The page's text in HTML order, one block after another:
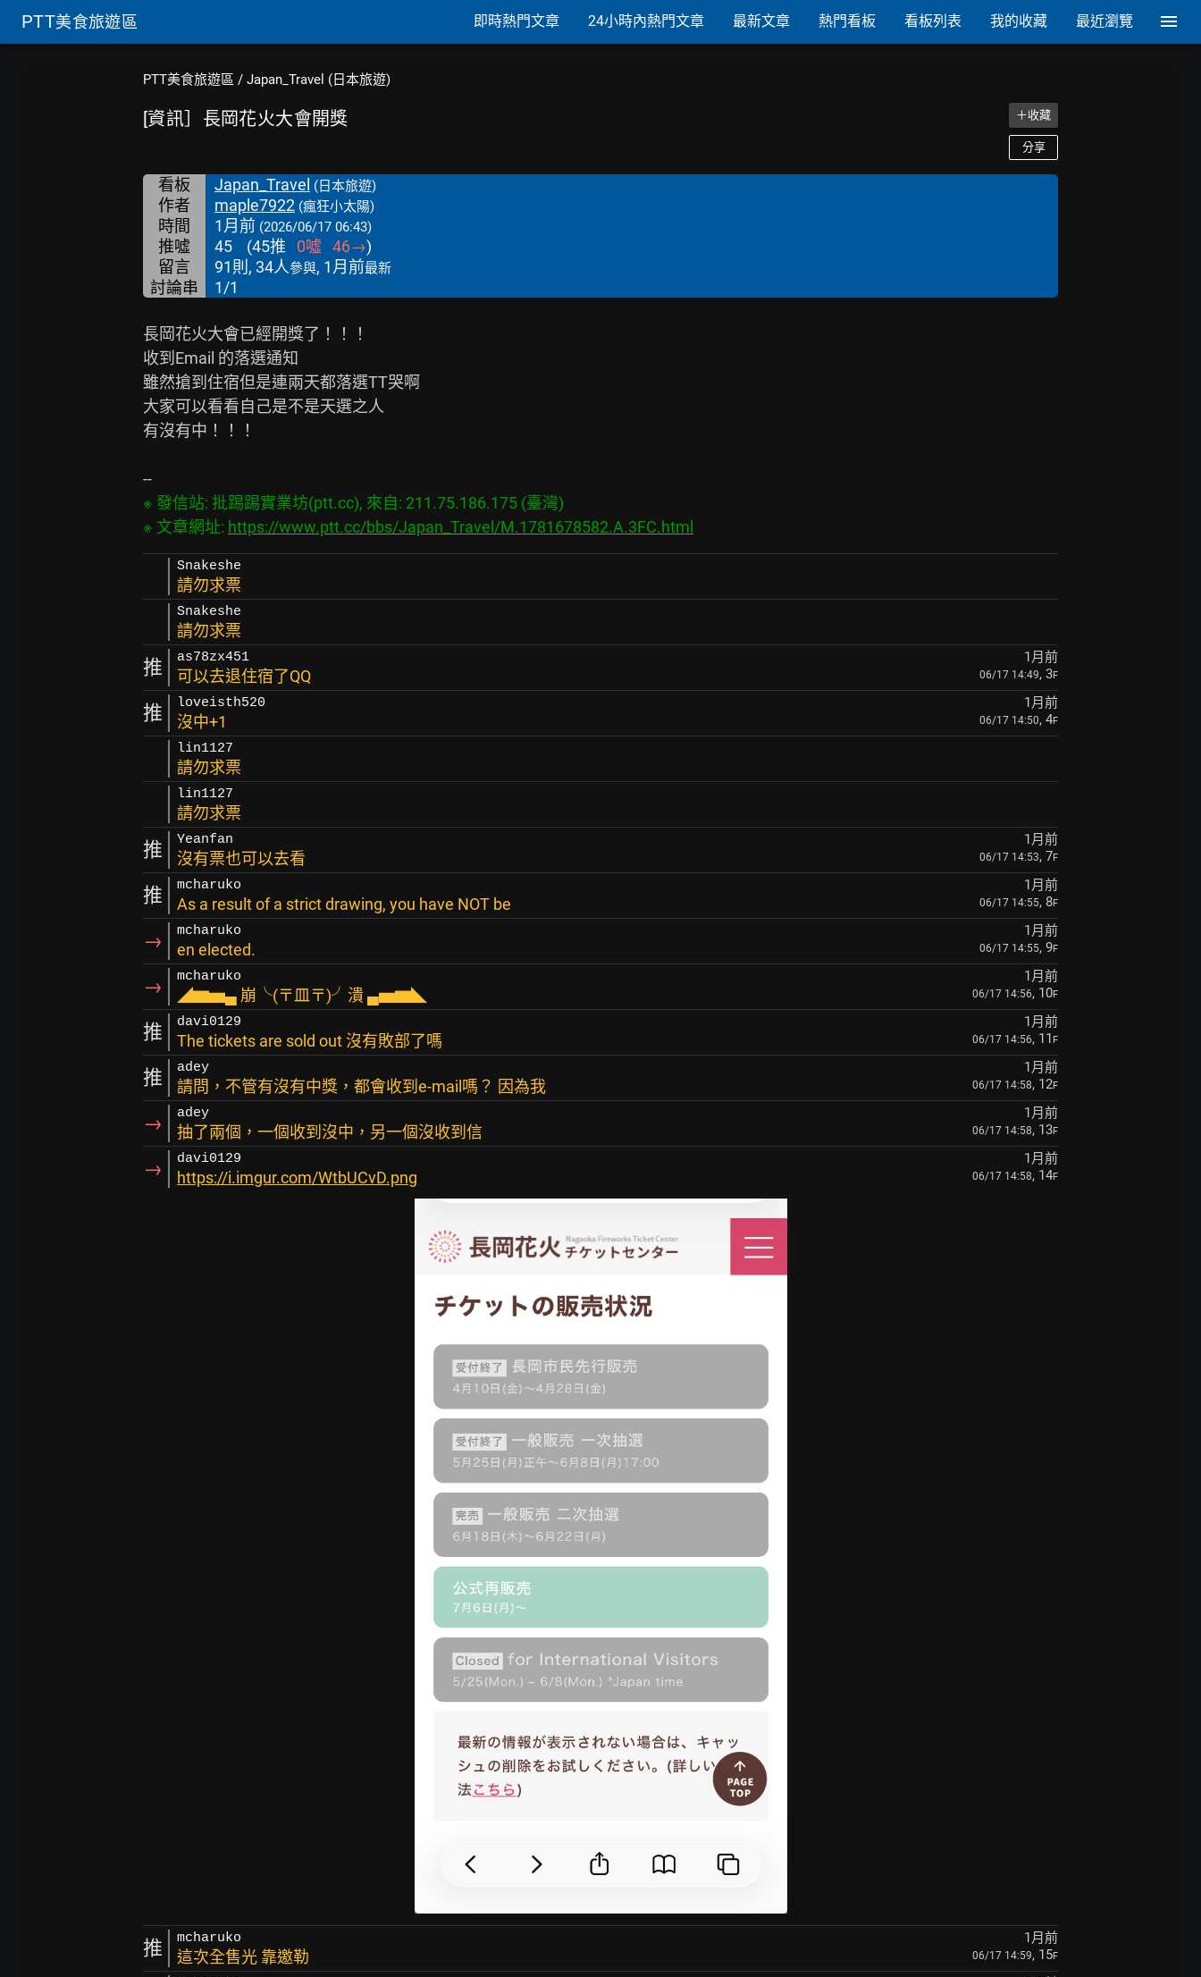
PTT美食旅遊區 即時熱門文章 24小時內熱門文章 最新文章 熱門看板 看板列表 我的收藏 最近瀏覽
PTT美食旅遊區 / Japan_Travel (日本旅遊)
[資訊］長岡花火大會開獎 ＋收藏
分享
看板 Japan_Travel (日本旅遊)
作者 maple7922 (瘋狂小太陽)
時間 1月前 (2026/06/17 06:43)
推噓 45 (45推 0噓 46→)
留言
91則, 34人參與, 1月前最新
討論串 1/1
長岡花火大會已經開獎了！！！
收到Email 的落選通知
雖然搶到住宿但是連兩天都落選TT哭啊
大家可以看看自己是不是天選之人
有沒有中！！！
※ 發信站: 批踢踢實業坊(ptt.cc), 來自: 211.75.186.175 (臺灣)
※ 文章網址: https://www.ptt.cc/bbs/Japan_Travel/M.1781678582.A.3FC.html
Snakeshe
請勿求票
Snakeshe
請勿求票
推 as78zx451 1月前
可以去退住宿了QQ 06/17 14:49, 3F
推 loveisth520 1月前
沒中+1 06/17 14:50, 4F
lin1127
請勿求票
lin1127
請勿求票
推 Yeanfan 1月前
沒有票也可以去看 06/17 14:53, 7F
推 mcharuko 1月前
As a result of a strict drawing, you have NOT be 06/17 14:55, 8F
→ mcharuko 1月前
en elected. 06/17 14:55, 9F
→ mcharuko 1月前
◢▆▅▄ 崩╰(〒皿〒)╯潰 ▄▅▆◣ 06/17 14:56, 10F
推 davi0129 1月前
The tickets are sold out 沒有敗部了嗎 06/17 14:56, 11 F
推 adey 1月前
請問，不管有沒有中獎，都會收到e-mail嗎？ 因為我 06/17 14:58, 12F
→ adey 1月前
抽了兩個，一個收到沒中，另一個沒收到信 06/17 14:58, 13F
→ davi0129 1月前
https://i.imgur.com/WtbUCvD.png 06/17 14:58, 14F
推 mcharuko 1月前
這次全售光 靠邀勒 06/17 14:59, 15F